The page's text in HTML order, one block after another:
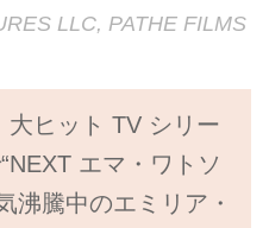
LLC, PATHE FILMS
大ヒット TV シリー
エマ・ワトソ
沸騰中のエミリア・